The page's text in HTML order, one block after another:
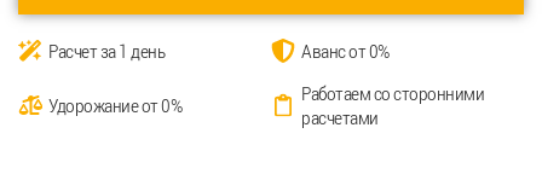
Расчет за 1 день Аванс от 0%
Удорожание от 0%
Работаем со сторонними
расчетами